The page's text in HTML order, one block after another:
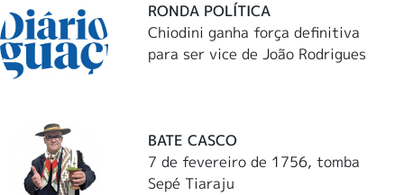
RONDA POLÍTICA
Chiodini ganha força definitiva
para ser vice de João Rodrigues
BATE CASCO
7 de fevereiro de 1756, tomba
Sepé Tiaraju